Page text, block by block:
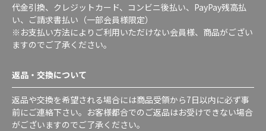
代金引換、クレジットカード、コンビニ後払い、PayPay残高払
い、ご請求書払い（一部会員様限定）
※お支払い方法によりご利用いただけない会員様、商品がござい
ますのでご了承ください。
返品・交換について
返品や交換を希望される場合には商品受領から7日以内に必ず事
前にご連絡下さい。お客様都合でのご返品はお受けできない場合
がございますのでご了承ください。